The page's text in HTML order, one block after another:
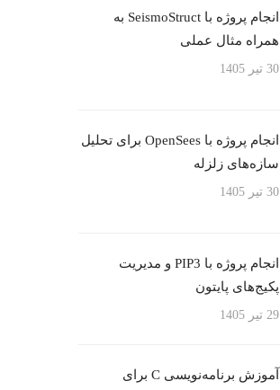
انجام پروژه با SeismoStruct به
همراه مثال عملی
30 تیر 1405
انجام پروژه با OpenSees برای تحلیل
سازه‌های زلزله
30 تیر 1405
انجام پروژه با PIP3 و مدیریت
پکیج‌های پایتون
29 تیر 1405
آموزش برنامه‌نویسی C برای